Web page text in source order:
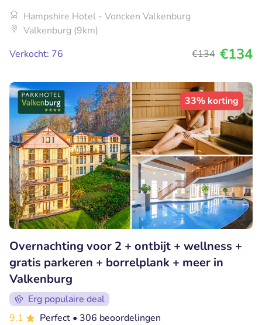
Hampshire Hotel - Voncken Valkenburg
Valkenburg (9km)
Verkocht: 76
€134 €134
33% korting
Overnachting voor 2 + ontbijt + wellness +
gratis parkeren + borrelplank + meer in
Valkenburg
Erg populaire deal
9.1
Perfect • 306 beoordelingen